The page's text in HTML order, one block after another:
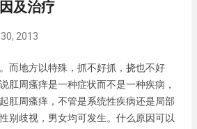
活动。 外出前30分钟，至少20分钟应
是游泳或者出汗较多，应用间隔时间要
及治疗
2013
而地方以特殊，抓不好抓，挠也不好
肛周瘙痒是一种症状而不是一种疾病，
肛周瘙痒，不管是系统性疾病还是局部
别歧视，男女均可发生。什么原因可以